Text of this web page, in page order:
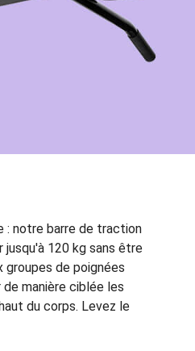
: notre barre de traction
120 kg sans être
groupes de poignées
manière ciblée les
du corps. Levez le